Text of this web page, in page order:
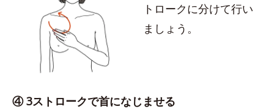
トロークに分けて行い
ましょう。
④ 3ストロークで首になじませる